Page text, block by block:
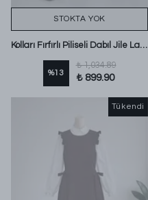
STOKTA YOK
Kolları Fırfırlı Piliseli Dabıl Jile Lacivert
%13
₺ 1,034.89
₺ 899.90
Tükendi